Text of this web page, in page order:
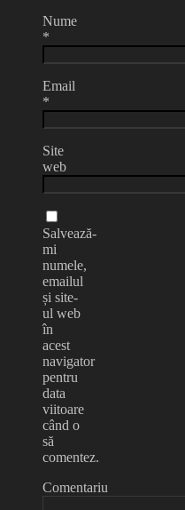
Nume
*
Email
*
Site
web
Salvează-
mi
numele,
emailul
și site-
ul web
în
acest
navigator
pentru
data
viitoare
când o
să
comentez.
Comentariu